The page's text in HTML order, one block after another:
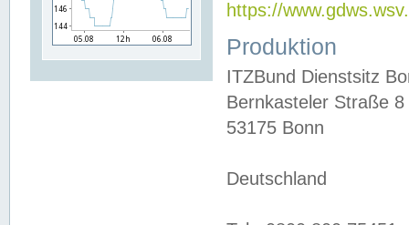
https://
Produktion
ITZBund Dienstsitz
Bernkasteler Straße 8
53175 Bonn
Deutschland